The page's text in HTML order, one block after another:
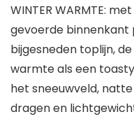
WINTER WARMTE:
gevoerde binnenkant
bijgesneden toplijn,
warmte als een
het sneeuwveld,
dragen en